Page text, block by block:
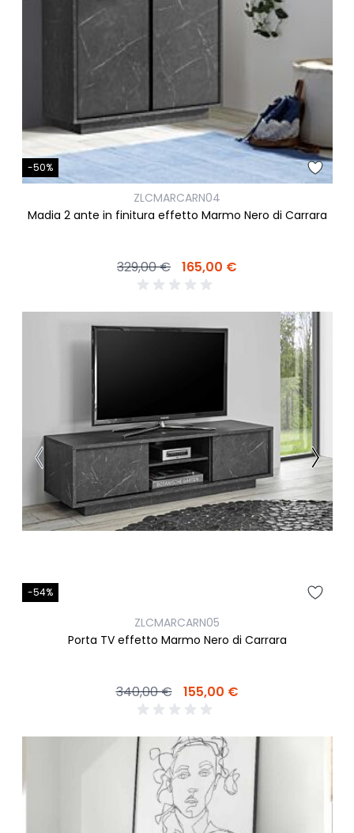
-50%
ZLCMARCARN04
Madia 2 ante in finitura effetto Marmo Nero di Carrara
329,00 € 165,00 €
-54%
ZLCMARCARN05
Porta TV effetto Marmo Nero di Carrara
340,00 € 155,00 €